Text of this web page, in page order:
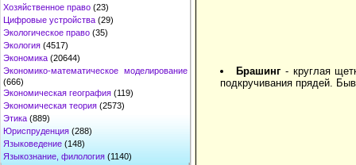
Хозяйственное право (23)
Цифровые устройства (29)
Экологическое право (35)
Экология (4517)
Экономика (20644)
Экономико-математическое моделирование
(666)
Экономическая география (119)
Экономическая теория (2573)
Этика (889)
Юриспруденция (288)
Языковедение (148)
Языкознание, филология (1140)
Брашинг- круглая
подкручивания прядей.